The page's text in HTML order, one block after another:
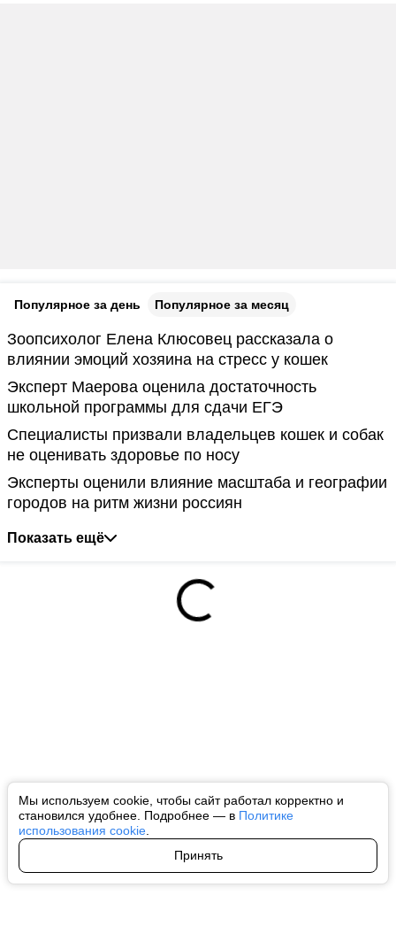
Мы используем cookie, чтобы сайт работал корректно и
становился удобнее. Подробнее — в Политике
использования cookie
Принять
Популярное за день Популярное за месяц
Зоопсихолог Елена Клюсовец рассказала о
влиянии эмоций хозяина на стресс у кошек
Эксперт Маерова оценила достаточность
школьной программы для сдачи ЕГЭ
Специалисты призвали владельцев кошек и собак
не оценивать здоровье по носу
Эксперты оценили влияние масштаба и географии
городов на ритм жизни россиян
Показать ещё